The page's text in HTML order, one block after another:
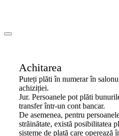
Achitarea
Puteți plăti în numerar în
achiziției.
Jur. Persoanele pot plăti
transfer într-un cont bancar.
De asemenea, pentru
străinătate, există posibilitatea
sisteme de plată care